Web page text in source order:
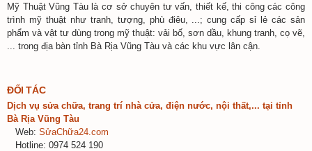
Mỹ Thuật Vũng Tàu là cơ sở chuyên tư vấn, thiết kế, thi công các công
trình mỹ thuật như tranh, tượng, phù điêu, ...; cung cấp sỉ lẻ các sản
phẩm và vật tư dùng trong mỹ thuật: vải bố, sơn dầu, khung tranh, cọ vẽ,
... trong địa bàn tỉnh Bà Rịa Vũng Tàu và các khu vực lân cận.
ĐỐI TÁC
Dịch vụ sửa chữa, trang trí nhà cửa, điện nước, nội thất,... tại tỉnh
Bà Rịa Vũng Tàu
Web: SửaChữa24.com
Hotline: 0974 524 190